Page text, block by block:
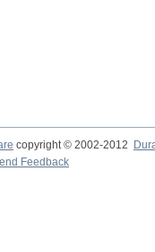
copyright © 2002-2012
Feedback